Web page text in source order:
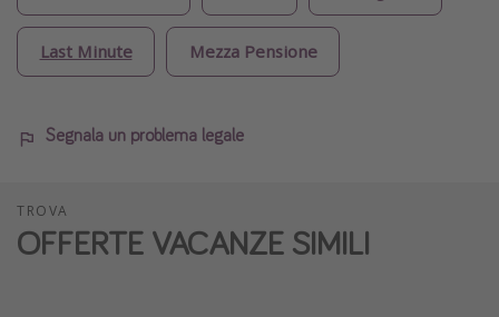
Last Minute Mezza Pensione
Segnala un problema legale
TROVA
OFFERTE VACANZE SIMILI